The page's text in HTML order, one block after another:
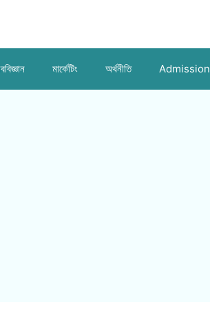
মার্কেটিং অর্থনীতি Admission